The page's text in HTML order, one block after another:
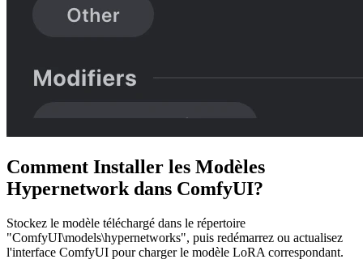
Comment Installer les Modèles
Hypernetwork dans ComfyUI?
Stockez le modèle téléchargé dans le répertoire
"ComfyUI\models\hypernetworks", puis redémarrez ou actualisez
l'interface ComfyUI pour charger le modèle LoRA correspondant.